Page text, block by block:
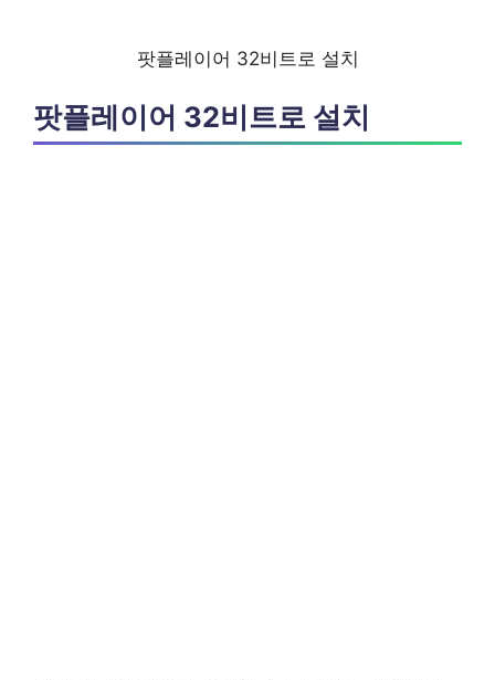
팟플레이어 32비트로 설치
팟플레이어 32비트로 설치